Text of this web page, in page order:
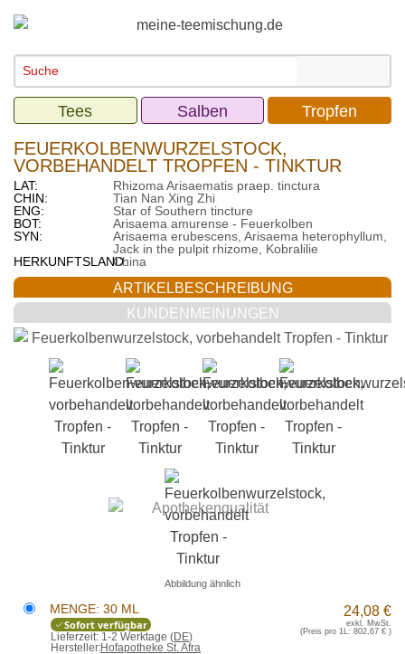
Tees Salben Tropfen
FEUERKOLBENWURZELSTOCK,
VORBEHANDELT TROPFEN - TINKTUR
LAT:
Rhizoma Arisaematis praep. tinctura
CHIN:
Tian Nan Xing Zhi
ENG:
Star of Southern tincture
BOT:
Arisaema amurense - Feuerkolben
SYN:
Arisaema erubescens, Arisaema heterophyllum,
Jack in the pulpit rhizome, Kobralilie
HERKUNFTSLAND:China
ARTIKELBESCHREIBUNG
KUNDENMEINUNGEN
Abbildung ähnlich
MENGE: 30 ML
Sofort verfügbar
Lieferzeit: 1-2 Werktage (DE)
Hersteller:Hofapotheke St. Afra
24,08 €
exkl. MwSt.
(Preis pro 1L: 802,67 €)